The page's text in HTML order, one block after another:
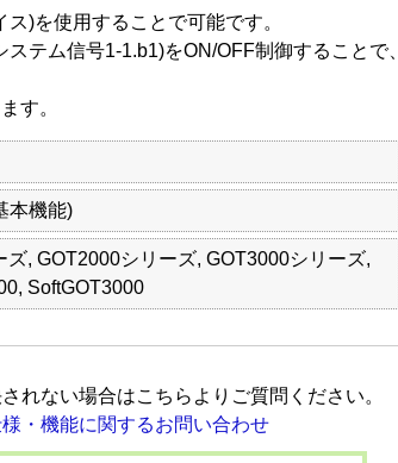
)を使用することで可能です。
テム信号1-1.b1)をON/OFF制御することで、
す。
本機能)
ズ, GOT2000シリーズ, GOT3000シリーズ,
SoftGOT3000
れない場合はこちらよりご質問ください。